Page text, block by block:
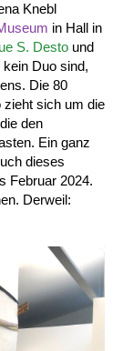
Knebl
in Hall in
S. Desto und
Duo sind,
Die 80
zieht sich um die
den
Ein ganz
dieses
Februar 2024.
Derweil: